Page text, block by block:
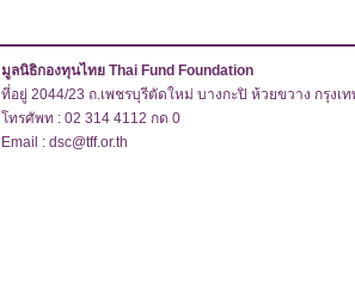
มูลนิธิกองทุนไทย Thai Fund Foundation
ที่อยู่ 2044/23 ถ.เพชรบุรีตัดใหม่ บางกะปิ ห้วยขวาง กรุงเ
โทรศัพท : 02 314 4112 กด 0
Email : dsc@tff.or.th